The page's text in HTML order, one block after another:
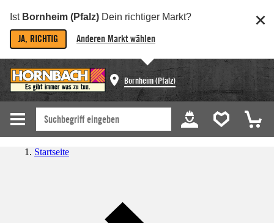
Ist Bornheim (Pfalz) Dein richtiger Markt?
JA, RICHTIG Anderen Markt wählen
Bornheim (Pfalz)
Startseite